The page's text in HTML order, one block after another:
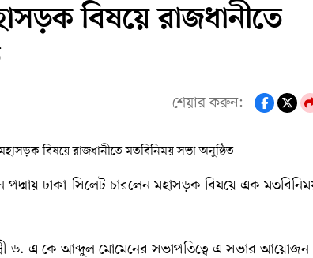
বিষয়ে রাজধানীতে
শেয়ার করুন:
পদ্মায় ঢাকা-সিলেট চারলেন মহাসড়ক বিষয়ে এক
ড. এ কে আব্দুল মোমেনের সভাপতিত্বে এ সভার